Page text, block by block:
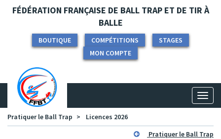
Panneau de gestion des cookies
FÉDÉRATION FRANÇAISE DE BALL TRAP ET DE TIR À
BALLE
BOUTIQUE COMPÉTITIONS
STAGES
MON COMPTE
Pratiquer le Ball Trap
Licences 2026
Pratiquer le Ball Trap